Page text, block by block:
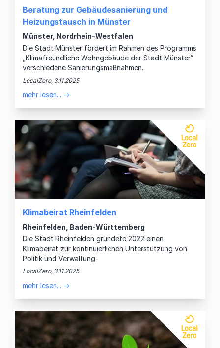
Beratung zur Gebäudesanierung und
Heizungstausch in Münster
Münster, Nordrhein-Westfalen
Die Stadt Münster fördert im Rahmen des Programms
„Klimafreundliche Wohngebäude der Stadt Münster“
verschiedene Sanierungsmaßnahmen.
LocalZero, 3.11.2025
mehr lesen... →
Klimabeirat Rheinfelden
Rheinfelden, Baden-Württemberg
Die Stadt Rheinfelden gründete 2022 einen
Klimabeirat zur kontinuierlichen Unterstützung von
Politik und Verwaltung.
LocalZero, 3.11.2025
mehr lesen... →